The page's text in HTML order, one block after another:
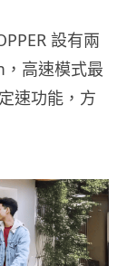
設有兩
高速模式最
速功能，方